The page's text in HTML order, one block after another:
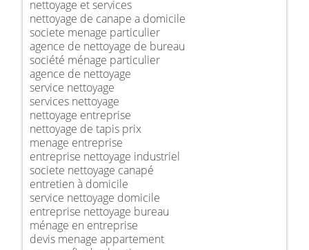
nettoyage et services
nettoyage de canape a domicile
societe menage particulier
agence de nettoyage de bureau
société ménage particulier
agence de nettoyage
service nettoyage
services nettoyage
nettoyage entreprise
nettoyage de tapis prix
menage entreprise
entreprise nettoyage industriel
societe nettoyage canapé
entretien à domicile
service nettoyage domicile
entreprise nettoyage bureau
ménage en entreprise
devis menage appartement